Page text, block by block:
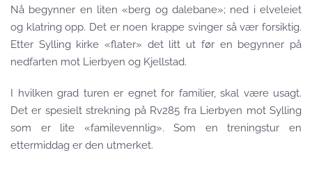
Nå begynner en liten «berg og dalebane»; ned i elveleiet
og klatring opp. Det er noen krappe svinger så vær forsiktig.
Etter Sylling kirke «flater» det litt ut før en begynner på
nedfarten mot Lierbyen og Kjellstad.
I hvilken grad turen er egnet for familier, skal være usagt.
Det er spesielt strekning på Rv285 fra Lierbyen mot Sylling
som er lite «familevennlig». Som en treningstur en
ettermiddag er den utmerket.